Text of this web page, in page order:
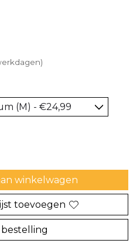
is
winkelwagen
toevoegen
bestelling